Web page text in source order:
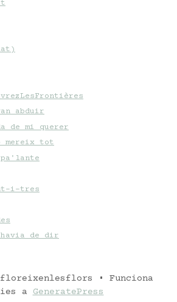
abduir
de mi querer
mereix tot
pa'lante
i-tres
de dir
• Funciona
aGeneratePress